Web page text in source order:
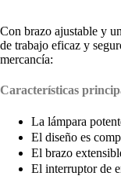
Con brazo ajustable y
de trabajo eficaz y
mercancía:
Características
La lámpara
El diseño es
El brazo
El interruptor de